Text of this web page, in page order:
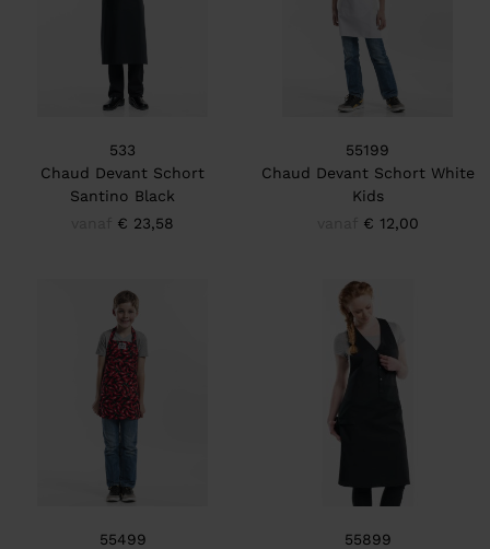
533
Chaud Devant Schort
Santino Black
€ 23,58
55199
Chaud Devant Schort White
Kids
€ 12,00
55499
55899